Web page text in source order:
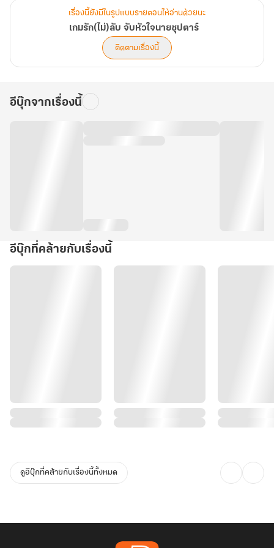
ปฏิบัติการ 'ทนอยู่เพื่อรักษาเงินในบัญชี' จึงเริ่มต้นขึ้น! ยาหยีต้องกัดฟันคี
ปลุคสาวโสดผู้ไม่แยแสซุปตาร์ แต่ทำไมยิ่งเธอทำเมิน อีตาไอดอลหน้า
หล่อถึงยิ่งขยันตามตื๊อ ตามกวนประสาท แถมยังทำท่าเหมือนอยากจะ
'แมตช์' กับเธอจริงๆ นอกจอซะงั้น! เมื่อการหนีค่าปรับ กลายเป็นสมรภูมิ
เรื่องนี้ยังมีในรูปแบบรายตอนให้อ่านด้วยนะ
เกมรัก(ไม่)ลับ จับหัวใจนายซุปตาร์
ติดตามเรื่องนี้
อีบุ๊กจากเรื่องนี้
อีบุ๊กที่คล้ายกับเรื่องนี้
ดูอีบุ๊กที่คล้ายกับเรื่องนี้ทั้งหมด